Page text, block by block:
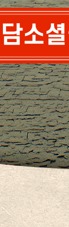
소